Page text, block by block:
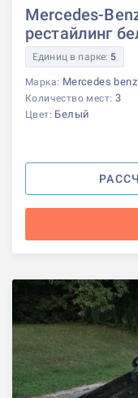
Mercedes-
рестайлинг
Единиц в парке: 5
Марка: Mercedes benz
Количество мест: 3
Цвет: Белый